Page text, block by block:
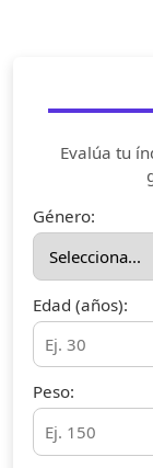
Evalúa tu
Género:
Edad (años):
Peso: